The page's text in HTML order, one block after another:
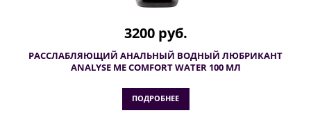
3200 руб.
РАССЛАБЛЯЮЩИЙ АНАЛЬНЫЙ ВОДНЫЙ ЛЮБРИКАНТ
ANALYSE ME COMFORT WATER 100 МЛ
ПОДРОБНЕЕ